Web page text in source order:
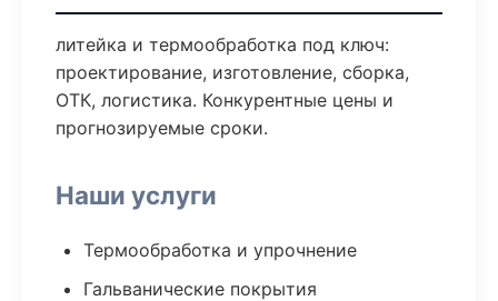
литейка и термообработка под ключ:
проектирование, изготовление, сборка,
ОТК, логистика. Конкурентные цены и
прогнозируемые сроки.
Наши услуги
Термообработка и упрочнение
Гальванические покрытия